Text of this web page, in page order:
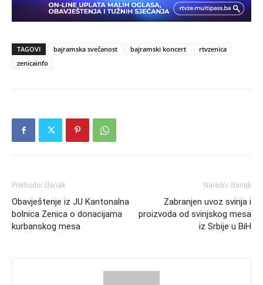
TAGOVI bajramska svečanost bajramski koncert
rtvzenica
zenicainfo
Prethodni članak
Obavještenje iz JU Kantonalna
bolnica Zenica o donacijama
kurbanskog mesa
Naredni članak
Zabranjen uvoz svinja i
proizvoda od svinjskog mesa
iz Srbije u BiH